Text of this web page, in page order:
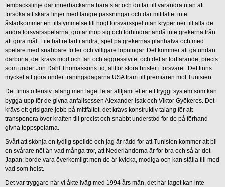
fembackslinje där innerbackarna bara står och duttar till varandra utan att
försöka att skära linjer med längre passningar och där mittfältet inte
åstadkommer en tillstymmelse till högt försvarsspel utan kryper ner till alla de
andra försvarsspelarna, grötar ihop sig och förhindrar ändå inte grekerna från
att göra mål. Lite bättre fart i andra, spel på grekernas planhalva och med
spelare med snabbare fötter och villigare löpningar. Det kommer att gå undan
därborta, det krävs mod och fart och aggressivitet och det är fortfarande, precis
som under Jon Dahl Thomassons tid, alltför stora brister i försvaret. Det finns
mycket att göra under träningsdagarna USA fram till premiären mot Tunisien.
Det finns offensiv talang men laget letar alltjämt efter ett tryggt system som kan
bygga upp för de givna anfallsessen Alexander Isak och Viktor Gyökeres. Det
krävs ett grisigare jobb på mittfältet, det krävs konstruktiv talang för att
transponera över kraften till precist och snabbt understöd för de på förhand
givna toppspelarna.
Svårt att skönja en tydlig spelidé och jag är rädd för att Tunisien kommer att bli
en svårare nöt än vad många tror, att Nederländerna är för bra och så är det
Japan; borde vara överkomligt men de är kvicka, modiga och kan ställa till med
vad som helst.
Det var tryggare när vi åkte iväg med 1994 års män, det här laget kan inte